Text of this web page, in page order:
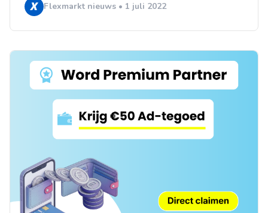
Flexmarkt nieuws • 1 juli 2022